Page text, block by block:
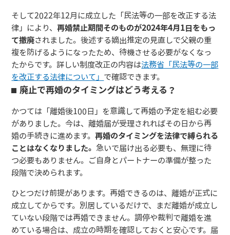
そして2022年12月に成立した「民法等の一部を改正する法
律」により、再婚禁止期間そのものが2024年4月1日をもっ
て撤廃されました。後述する嫡出推定の見直しで父親の重
複を防げるようになったため、待機させる必要がなくなっ
たからです。詳しい制度改正の内容は法務省「民法等の一部
を改正する法律について」 で確認できます。
廃止で再婚のタイミングはどう考える？
かつては「離婚後100日」を意識して再婚の予定を組む必要
がありました。今は、離婚届が受理されればその日から再
婚の手続きに進めます。再婚のタイミングを法律で縛られる
ことはなくなりました。 急いで届け出る必要も、無理に待
つ必要もありません。ご自身とパートナーの準備が整った
段階で決められます。
ひとつだけ前提があります。再婚できるのは、離婚が正式に
成立してからです。別居しているだけで、まだ離婚が成立し
ていない段階では再婚できません。調停や裁判で離婚を進
めている場合は、成立の時期を確認しておくと安心です。届